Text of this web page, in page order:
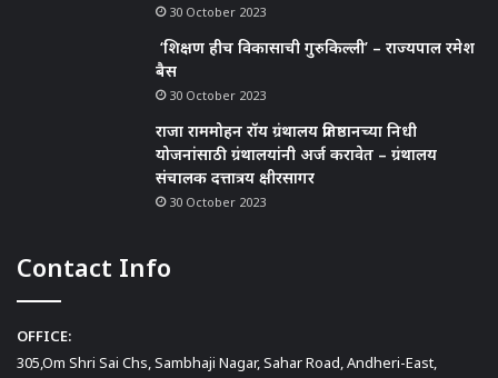
30 October 2023
‘शिक्षण हीच विकासाची गुरुकिल्ली’ – राज्यपाल रमेश
बैस
30 October 2023
राजा राममोहन रॉय ग्रंथालय प्रतिष्ठानच्या निधी
योजनांसाठी ग्रंथालयांनी अर्ज करावेत – ग्रंथालय
संचालक दत्तात्रय क्षीरसागर
30 October 2023
Contact Info
OFFICE:
305,Om Shri Sai Chs, Sambhaji Nagar, Sahar Road, Andheri-East,